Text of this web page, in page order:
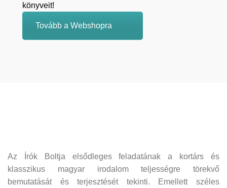
könyveit!
Tovább a Webshopra
Az Írók Boltja elsődleges feladatának a kortárs és
klasszikus magyar irodalom teljességre törekvő
bemutatását és terjesztését tekinti. Emellett széles